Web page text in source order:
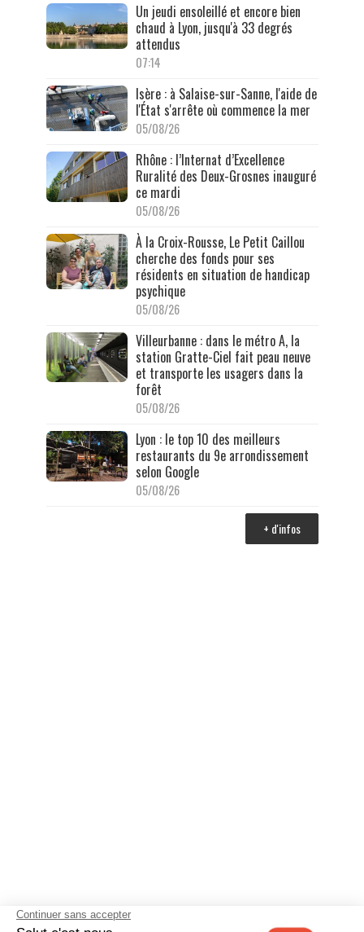
Un jeudi ensoleillé et encore bien
chaud à Lyon, jusqu'à 33 degrés
attendus
07:14
Isère : à Salaise-sur-Sanne, l'aide de
l'État s'arrête où commence la mer
05/08/26
Rhône : l’Internat d’Excellence
Ruralité des Deux-Grosnes inauguré
ce mardi
05/08/26
À la Croix-Rousse, Le Petit Caillou
cherche des fonds pour ses
résidents en situation de handicap
psychique
05/08/26
Villeurbanne : dans le métro A, la
station Gratte-Ciel fait peau neuve
et transporte les usagers dans la
forêt
05/08/26
Lyon : le top 10 des meilleurs
restaurants du 9e arrondissement
selon Google
05/08/26
+ d'infos